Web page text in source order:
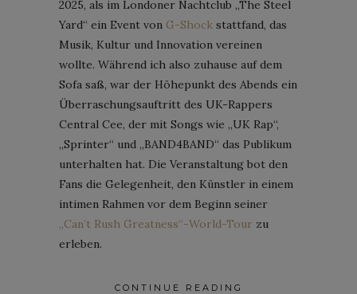
2025, als im Londoner Nachtclub „The Steel
Yard“ ein Event von G-Shock stattfand, das
Musik, Kultur und Innovation vereinen
wollte. Während ich also zuhause auf dem
Sofa saß, war der Höhepunkt des Abends ein
Überraschungsauftritt des UK-Rappers
Central Cee, der mit Songs wie „UK Rap“,
„Sprinter“ und „BAND4BAND“ das Publikum
unterhalten hat. Die Veranstaltung bot den
Fans die Gelegenheit, den Künstler in einem
intimen Rahmen vor dem Beginn seiner
„Can’t Rush Greatness“-World-Tour zu
erleben.
CONTINUE READING